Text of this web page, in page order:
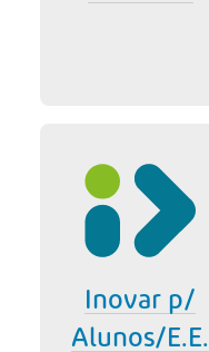
Inovar p/
Alunos/E.E.